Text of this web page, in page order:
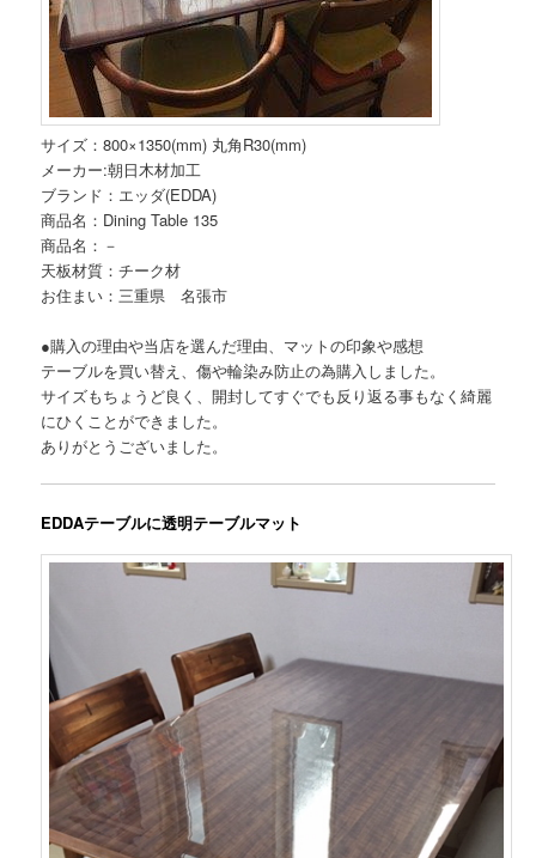
サイズ：800×1350(mm) 丸角R30(mm)
メーカー:朝日木材加工
ブランド：エッダ(EDDA)
商品名：Dining Table 135
商品名：－
天板材質：チーク材
お住まい：三重県 名張市
●購入の理由や当店を選んだ理由、マットの印象や感想
テーブルを買い替え、傷や輪染み防止の為購入しました。
サイズもちょうど良く、開封してすぐでも反り返る事もなく綺麗
にひくことができました。
ありがとうございました。
EDDAテーブルに透明テーブルマット